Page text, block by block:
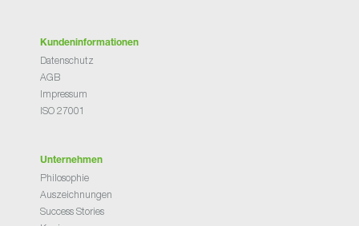
Kundeninformationen
Datenschutz
AGB
Impressum
ISO 27001
Unternehmen
Philosophie
Auszeichnungen
Success Stories